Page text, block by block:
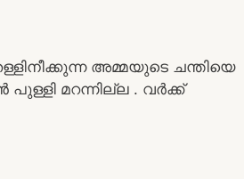
അമ്മയുടെ ചന്തിയെ
പുള്ളി മറന്നില്ല . വർക്ക്